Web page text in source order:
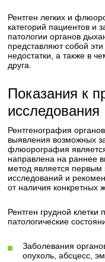
Рентген легких и
категорий пациентов и
патологии органов
представляют собой
недостатки, а также в
друга.
Показания к
исследования
Рентгенография
выявления возможных
флюорография
направлена на раннее
метод является первым
исследований и
от наличия конкретных
Рентген грудной
патологические
Заболевания
опухоль, абсцесс,